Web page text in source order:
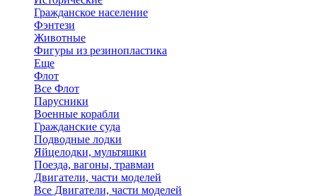
Гражданское население
Фэнтези
Животные
Фигуры из резинопластика
Еще
Флот
Все Флот
Парусники
Военные корабли
Гражданские суда
Подводные лодки
Яйцелодки, мультяшки
Поезда, вагоны, травмаи
Двигатели, части моделей
Все Двигатели, части моделей